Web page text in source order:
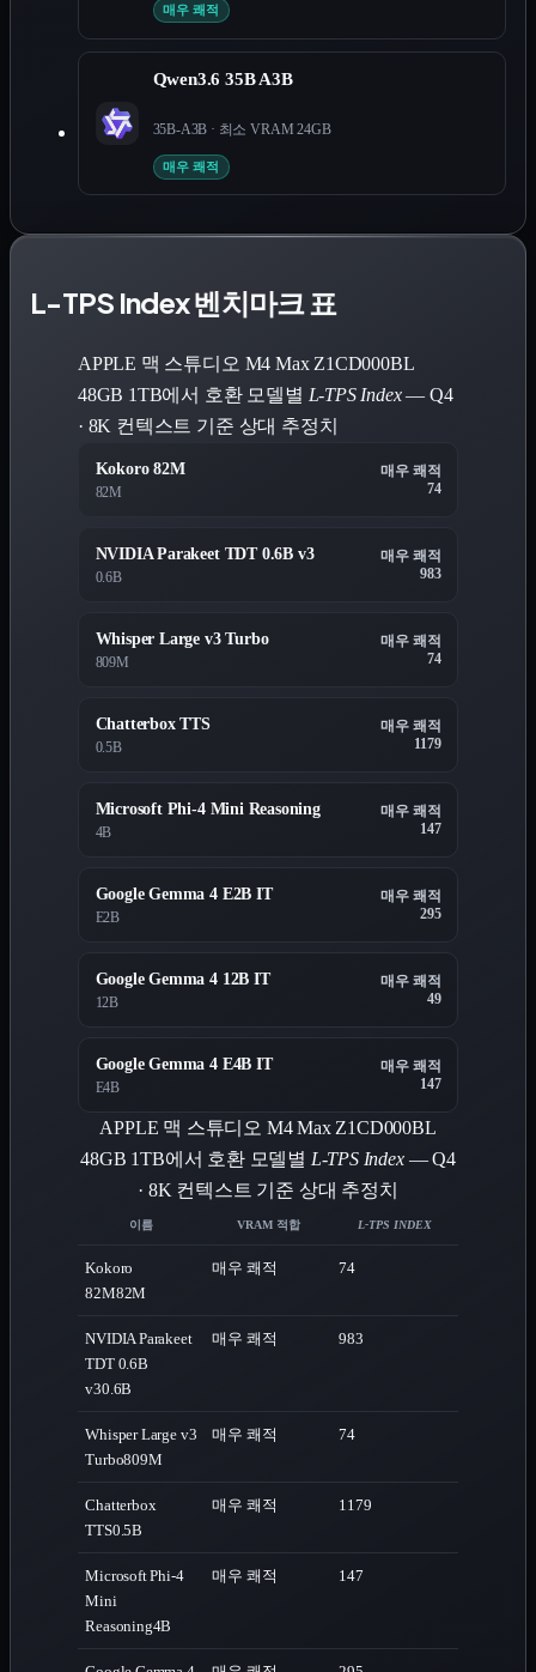
매우 쾌적
Qwen3.6 35B A3B
35B-A3B · 최소 VRAM24GB
매우 쾌적
L-TPS Index 벤치마크 표
APPLE 맥 스튜디오 M4 Max Z1CD000BL
48GB 1TB에서 호환 모델별 L-TPS Index— Q4
· 8K 컨텍스트 기준 상대 추정치
Kokoro 82M
82M
매우 쾌적
74
NVIDIA Parakeet TDT 0.6B v3
0.6B
매우 쾌적
983
Whisper Large v3 Turbo
809M
매우 쾌적
74
Chatterbox TTS
0.5B
매우 쾌적
1179
Microsoft Phi-4 Mini Reasoning
4B
매우 쾌적
147
Google Gemma 4 E2B IT
E2B
매우 쾌적
295
Google Gemma 4 12B IT
12B
매우 쾌적
49
Google Gemma 4 E4B IT
E4B
매우 쾌적
147
APPLE 맥 스튜디오 M4 Max Z1CD000BL
48GB 1TB에서 호환 모델별 L-TPS Index— Q4
· 8K 컨텍스트 기준 상대 추정치
이름 VRAM 적합 L-TPS INDEX
Kokoro
82M82M
매우 쾌적 74
NVIDIA Parakeet
TDT 0.6B
v30.6B
매우 쾌적 983
Whisper Large v3
Turbo809M
매우 쾌적 74
Chatterbox
TTS0.5B
매우 쾌적 1179
Microsoft Phi-4
Mini
Reasoning4B
매우 쾌적 147